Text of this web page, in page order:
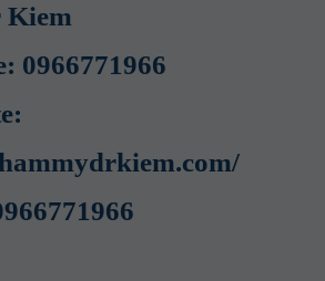
Kiem
0966771966